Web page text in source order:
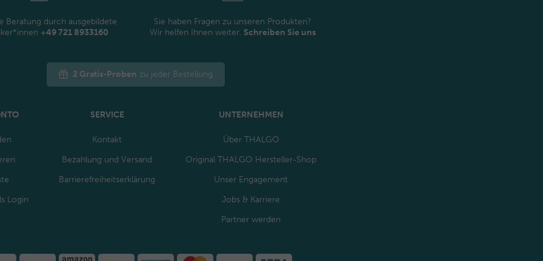
Beratung durch ausgebildete
+49 721 8933160
Sie haben Fragen zu unseren Produkten?
Wir helfen Ihnen weiter. Schreiben Sie uns
2 Gratis-Proben zu jeder Bestellung
Login
SERVICE
Kontakt
Bezahlung und Versand
Barrierefreiheitserklärung
UNTERNEHMEN
Über THALGO
Original THALGO Hersteller-Shop
Unser Engagement
Jobs & Karriere
Partner werden